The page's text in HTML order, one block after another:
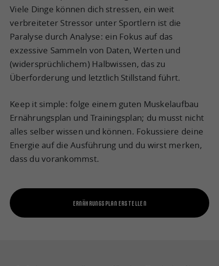
Viele Dinge können dich stressen, ein weit
verbreiteter Stressor unter Sportlern ist die
Paralyse durch Analyse: ein Fokus auf das
exzessive Sammeln von Daten, Werten und
(widersprüchlichem) Halbwissen, das zu
Überforderung und letztlich Stillstand führt.
Keep it simple: folge einem guten Muskelaufbau
Ernährungsplan und Trainingsplan; du musst nicht
alles selber wissen und können. Fokussiere deine
Energie auf die Ausführung und du wirst merken,
dass du vorankommst.
ERNÄHRUNGSPLAN ERSTELLEN